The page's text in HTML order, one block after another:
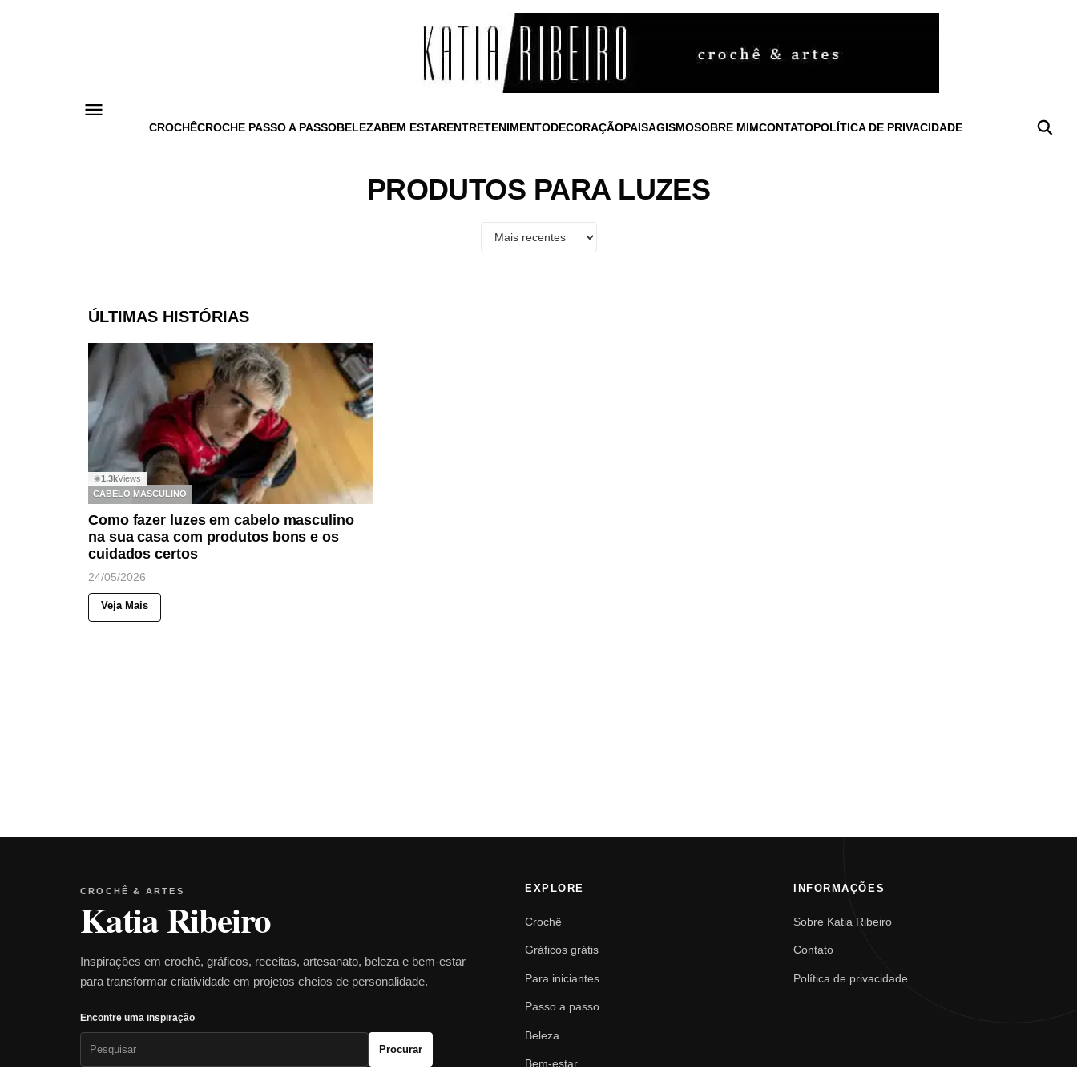
CROCHÊCROCHE PASSO A PASSOBELEZABEM ESTARENTRETENIMENTODECORAÇÃOPAISAGISMOSOBRE MIMCONTATOPOLÍTICA DE PRIVACIDADE
PRODUTOS PARA LUZES
ÚLTIMAS HISTÓRIAS
◉1,3kViews
CABELO MASCULINO
Como fazer luzes em cabelo masculino
na sua casa com produtos bons e os
cuidados certos
24/05/2026
Veja Mais
CROCHÊ & ARTES
Katia Ribeiro
Inspirações em crochê, gráficos, receitas, artesanato, beleza e bem-estar
para transformar criatividade em projetos cheios de personalidade.
Encontre uma inspiração
Procurar
EXPLORE
Crochê
Gráficos grátis
Para iniciantes
Passo a passo
Beleza
Bem-estar
INFORMAÇÕES
Sobre Katia Ribeiro
Contato
Política de privacidade